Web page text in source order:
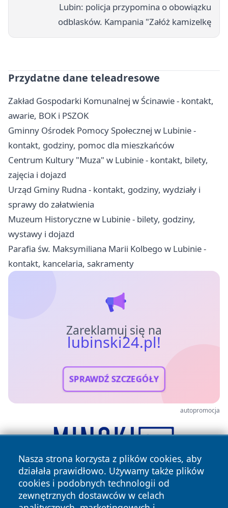
Lubin: policja przypomina o obowiązku
odblasków. Kampania "Załóż kamizelkę
Przydatne dane teleadresowe
Zakład Gospodarki Komunalnej w Ścinawie - kontakt,
awarie, BOK i PSZOK
Gminny Ośrodek Pomocy Społecznej w Lubinie -
kontakt, godziny, pomoc dla mieszkańców
Centrum Kultury "Muza" w Lubinie - kontakt, bilety,
zajęcia i dojazd
Urząd Gminy Rudna - kontakt, godziny, wydziały i
sprawy do załatwienia
Muzeum Historyczne w Lubinie - bilety, godziny,
wystawy i dojazd
Parafia św. Maksymiliana Marii Kolbego w Lubinie -
kontakt, kancelaria, sakramenty
Zareklamuj się na
lubinski24.pl!
SPRAWDŹ SZCZEGÓŁY
autopromocja
Nasza strona korzysta z plików cookies, aby
działała prawidłowo. Używamy także plików
cookies i podobnych technologii od
zewnętrznych dostawców w celach